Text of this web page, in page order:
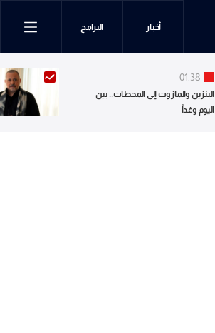
أخبار البرامج
01:38
البنزين والمازوت إلى المحطات.. بين
اليوم وغداً